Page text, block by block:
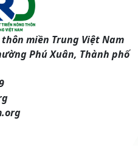
miền Trung Việt Nam
Phú Xuân, Thành phố